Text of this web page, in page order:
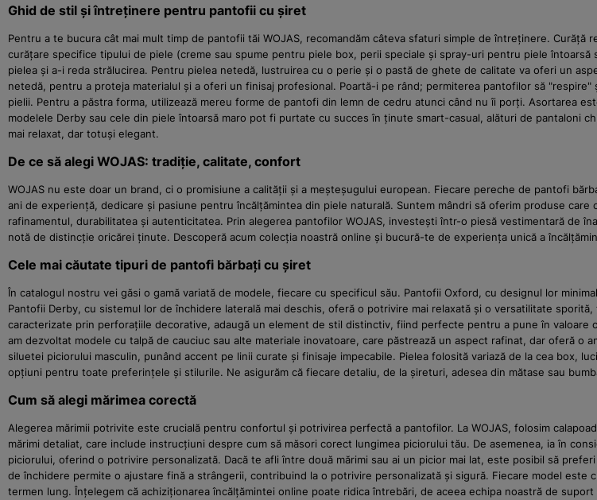
Ghid de stil și întreținere pentru pantofii cu șiret
Pentru a te bucura cât mai mult timp de pantofii tăi WOJAS, recomandăm câteva sfaturi simple de întreținere.
curățare specifice tipului de piele (creme sau spume pentru piele box, perii speciale și spray-uri pentru piele
pielea și a-i reda strălucirea. Pentru pielea netedă, lustruirea cu o perie și o pastă de ghete de calitate va oferi un
netedă, pentru a proteja materialul și a oferi un finisaj profesional. Poartă-i pe rând; permiterea pantofilor să
pielii. Pentru a păstra forma, utilizează mereu forme de pantofi din lemn de cedru atunci când nu îi porți. Asortarea
modelele Derby sau cele din piele întoarsă maro pot fi purtate cu succes în ținute smart-casual, alături de pantaloni
mai relaxat, dar totuși elegant.
De ce să alegi WOJAS: tradiție, calitate, confort
WOJAS nu este doar un brand, ci o promisiune a calității și a meșteșugului european. Fiecare pereche de pantofi
ani de experiență, dedicare și pasiune pentru încălțămintea din piele naturală. Suntem mândri să oferim produse
rafinamentul, durabilitatea și autenticitatea. Prin alegerea pantofilor WOJAS, investești într-o piesă vestimentară de
notă de distincție oricărei ținute. Descoperă acum colecția noastră online și bucură-te de experiența unică a
Cele mai căutate tipuri de pantofi bărbați cu șiret
În catalogul nostru vei găsi o gamă variată de modele, fiecare cu specificul său. Pantofii Oxford, cu designul lor
Pantofii Derby, cu sistemul lor de închidere laterală mai deschis, oferă o potrivire mai relaxată și o versatilitate
caracterizate prin perforațiile decorative, adaugă un element de stil distinctiv, fiind perfecte pentru a pune în
am dezvoltat modele cu talpă de cauciuc sau alte materiale inovatoare, care păstrează un aspect rafinat, dar oferă
siluetei piciorului masculin, punând accent pe linii curate și finisaje impecabile. Pielea folosită variază de la cea box,
opțiuni pentru toate preferințele și stilurile. Ne asigurăm că fiecare detaliu, de la șireturi, adesea din mătase sau
Cum să alegi mărimea corectă
Alegerea mărimii potrivite este crucială pentru confortul și potrivirea perfectă a pantofilor. La WOJAS, folosim
mărimi detaliat, care include instrucțiuni despre cum să măsori corect lungimea piciorului tău. De asemenea, ia în
piciorului, oferind o potrivire personalizată. Dacă te afli între două mărimi sau ai un picior mai lat, este posibil să
de închidere permite o ajustare fină a strângerii, contribuind la o potrivire personalizată și sigură. Fiecare model
termen lung. Înțelegem că achiziționarea încălțămintei online poate ridica întrebări, de aceea echipa noastră de